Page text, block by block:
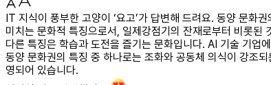
IT 지식이 풍부한 고양이 ‘요고’가 답변해 드려요. 동양 문화
미치는 문화적 특징으로서, 일제강점기의 잔재로부터 비롯
다른 특징은 학습과 도전을 즐기는 문화입니다. AI 기술 기업
동양 문화권의 특징 중 하나로는 조화와 공동체 의식이 강조
영되어 있습니다.